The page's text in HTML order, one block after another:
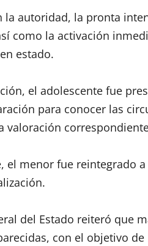
la autoridad, la pronta
como la activación
estado.
el adolescente fue
para conocer las
valoración
el menor fue reintegrado
del Estado reiteró que
con el objetivo